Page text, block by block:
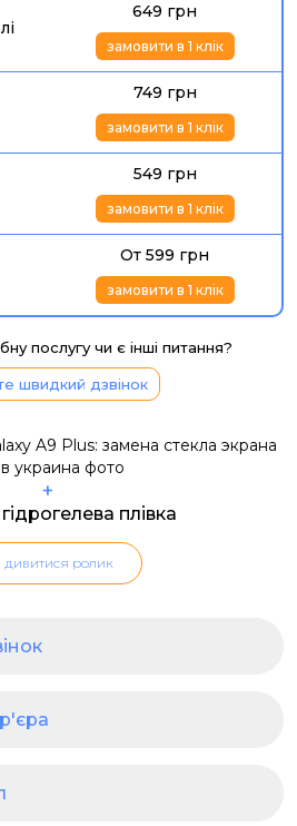
649 грн
замовити в 1 клік
749 грн
замовити в 1 клік
549 грн
замовити в 1 клік
От 599 грн
замовити в 1 клік
послугу чи є інші питання?
швидкий дзвінок
+
плівка
дивитися ролик